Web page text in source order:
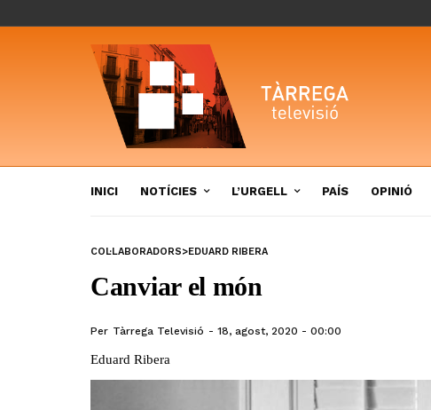
INICI NOTÍCIES L’URGELL PAÍS OPINIÓ
COL·LABORADORS>EDUARD RIBERA
Canviar el món
Per Tàrrega Televisió 18, agost, 2020 - 00:00
Eduard Ribera